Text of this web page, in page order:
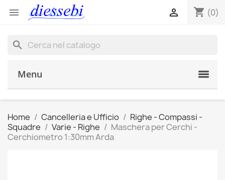
 shopping_cart (0)

search
Menu
Home Cancelleria e Ufficio
Righe - Compassi -
Squadre
Varie - Righe
Maschera per Cerchi -
Cerchiometro 1:30mm Arda